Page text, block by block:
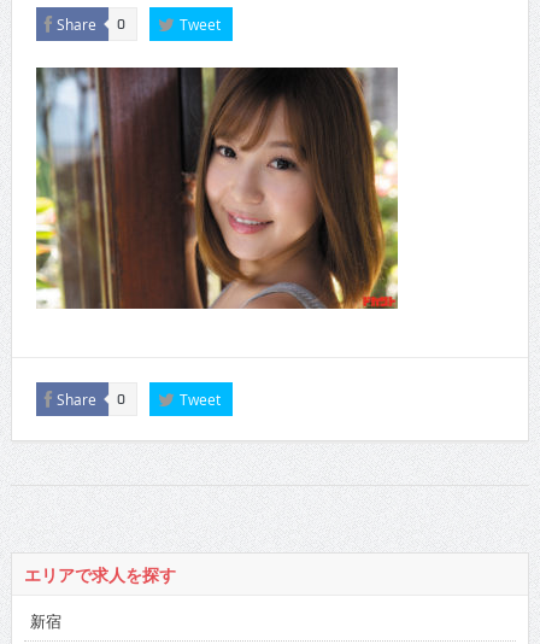
Share 0 Tweet
Share 0 Tweet
エリアで求人を探す
新宿